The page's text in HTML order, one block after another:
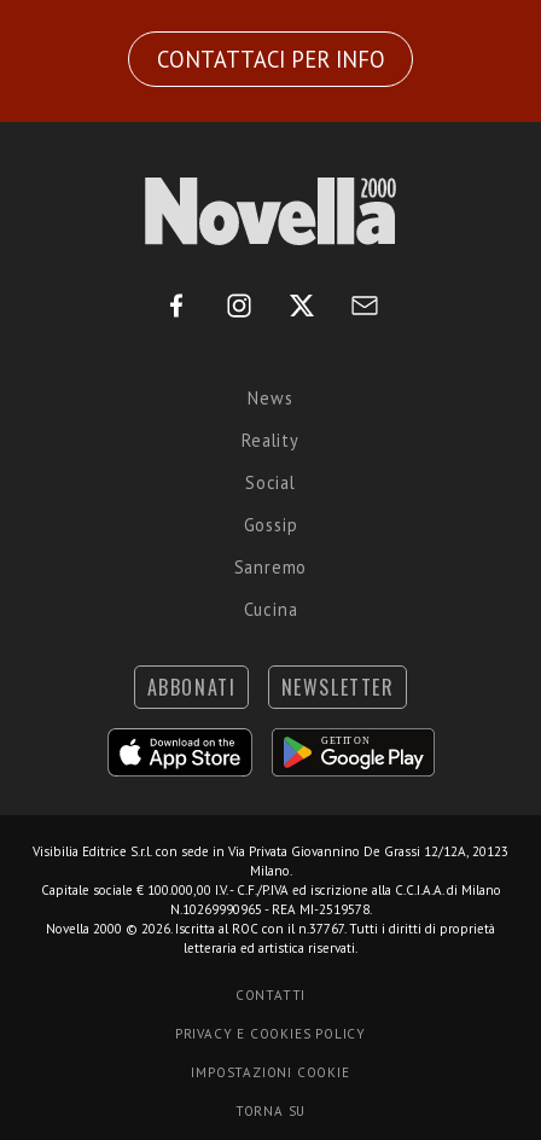
CONTATTACI PER INFO
News
Reality
Social
Gossip
Sanremo
Cucina
ABBONATI NEWSLETTER
Visibilia Editrice S.r.l. con sede in Via Privata Giovannino De Grassi 12/12A, 20123
Milano.
Capitale sociale € 100.000,00 I.V. - C.F./P.IVA ed iscrizione alla C.C.I.A.A. di Milano
N.10269990965 - REA MI-2519578.
Novella 2000 © 2026. Iscritta al ROC con il n.37767. Tutti i diritti di proprietà
letteraria ed artistica riservati.
CONTATTI
PRIVACY E COOKIES POLICY
IMPOSTAZIONI COOKIE
TORNA SU